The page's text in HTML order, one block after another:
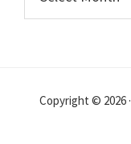
Copyright © 2026 ·